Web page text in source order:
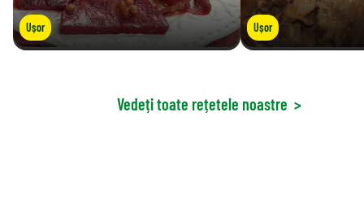
Ușor Ușor
Vedeți toate rețetele noastre >